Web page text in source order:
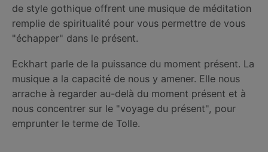
de style gothique offrent une musique de méditation
remplie de spiritualité pour vous permettre de vous
"échapper" dans le présent.
Eckhart parle de la puissance du moment présent. La
musique a la capacité de nous y amener. Elle nous
arrache à regarder au-delà du moment présent et à
nous concentrer sur le "voyage du présent", pour
emprunter le terme de Tolle.